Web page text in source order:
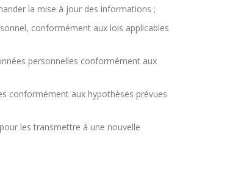
la mise à jour des informations ;
conformément aux lois applicables
personnelles conformément aux
conformément aux hypothèses prévues
les transmettre à une nouvelle